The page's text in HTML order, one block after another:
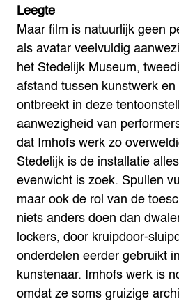
Leegte
Maar film is natuurlijk geen
als avatar veelvuldig
het Stedelijk Museum,
afstand tussen kunstwerk
ontbreekt in deze
aanwezigheid van
dat Imhofs werk zo
Stedelijk is de installatie
evenwicht is zoek. Spullen
maar ook de rol van de
niets anders doen dan
lockers, door kruipdoor-
onderdelen eerder gebruikt
kunstenaar. Imhofs werk is
omdat ze soms gruizige